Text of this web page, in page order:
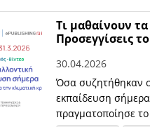
Τι μαθαίνουν
Προσεγγίσεις
30.04.2026
Όσα συζητήθηκαν
εκπαίδευση
πραγματοποίησε